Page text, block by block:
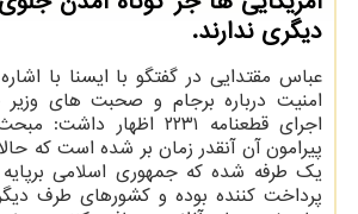
دیگری ندارند.
عباس مقتدایی در گفتگو با ایسنا با
امنیت درباره برجام و صحبت های
اجرای قطعنامه ۲۲۳۱
پیرامون آن آنقدر زمان بر شده است که
یک طرفه شده که جمهوری اسلامی برپایه
پرداخت کننده بوده و کشورهای طرف